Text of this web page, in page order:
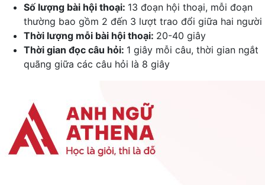
Số lượng bài hội thoại: 13 đoạn hội thoại, mỗi đoạn
thường bao gồm 2 đến 3 lượt trao đổi giữa hai người
Thời lượng mỗi bài hội thoại: 20-40 giây
Thời gian đọc câu hỏi: 1 giây mỗi câu, thời gian ngắt
quãng giữa các câu hỏi là 8 giây